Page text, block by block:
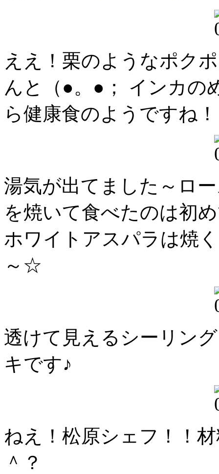
ええ！栗のようなポク
んと（●。●； インカの
ら健康食のようですね！
湯気が出てました～ロ
を焼いて食べたのは初
ホワイトアスパラは焼
～☆
透けて見えるシーリン
キです♪
ねえ！松原シェフ！！
＾？